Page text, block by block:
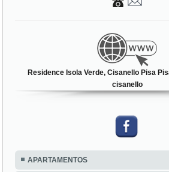
Residence Isola Verde, Cisanello Pisa
cisanello
APARTAMENTOS